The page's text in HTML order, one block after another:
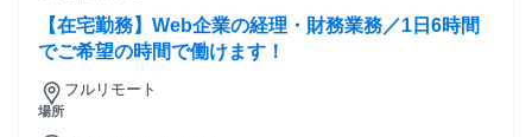
【在宅勤務】Web企業の経理・財務業務／1日6時間
でご希望の時間で働けます！
場所
フルリモート